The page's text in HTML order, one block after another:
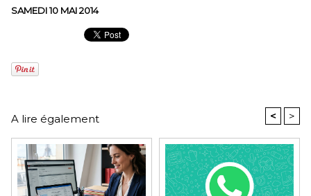
SAMEDI 10 MAI 2014
A lire également < >